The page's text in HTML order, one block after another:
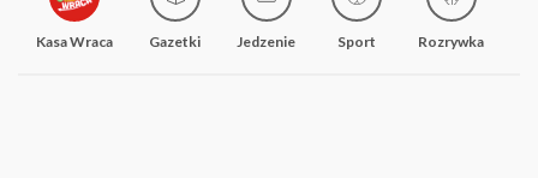
Kasa Wraca Gazetki Jedzenie Sport Rozrywka